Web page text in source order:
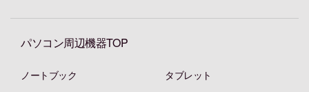
パソコン周辺機器TOP
ノートブック タブレット